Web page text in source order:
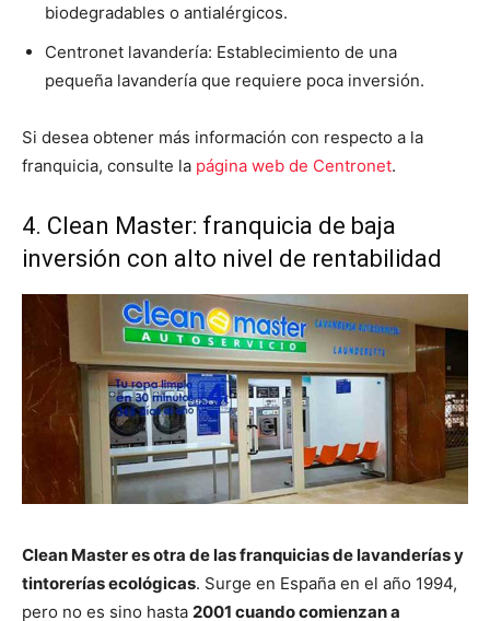
biodegradables o antialérgicos.
Centronet lavandería: Establecimiento de una
pequeña lavandería que requiere poca inversión.
Si desea obtener más información con respecto a la
franquicia, consulte la página web de Centronet.
4. Clean Master: franquicia de baja
inversión con alto nivel de rentabilidad
Clean Master es otra de las franquicias de lavanderías y
tintorerías ecológicas. Surge en España en el año 1994,
pero no es sino hasta 2001 cuando comienzan a